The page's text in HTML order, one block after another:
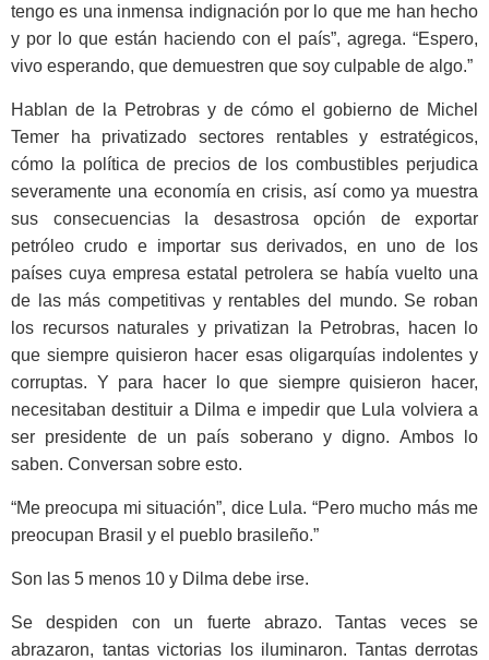
tengo es una inmensa indignación por lo que me han hecho
y por lo que están haciendo con el país”, agrega. “Espero,
vivo esperando, que demuestren que soy culpable de algo.”
Hablan de la Petrobras y de cómo el gobierno de Michel
Temer ha privatizado sectores rentables y estratégicos,
cómo la política de precios de los combustibles perjudica
severamente una economía en crisis, así como ya muestra
sus consecuencias la desastrosa opción de exportar
petróleo crudo e importar sus derivados, en uno de los
países cuya empresa estatal petrolera se había vuelto una
de las más competitivas y rentables del mundo. Se roban
los recursos naturales y privatizan la Petrobras, hacen lo
que siempre quisieron hacer esas oligarquías indolentes y
corruptas. Y para hacer lo que siempre quisieron hacer,
necesitaban destituir a Dilma e impedir que Lula volviera a
ser presidente de un país soberano y digno. Ambos lo
saben. Conversan sobre esto.
“Me preocupa mi situación”, dice Lula. “Pero mucho más me
preocupan Brasil y el pueblo brasileño.”
Son las 5 menos 10 y Dilma debe irse.
Se despiden con un fuerte abrazo. Tantas veces se
abrazaron, tantas victorias los iluminaron. Tantas derrotas